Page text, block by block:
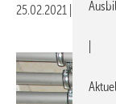
25.02.2021